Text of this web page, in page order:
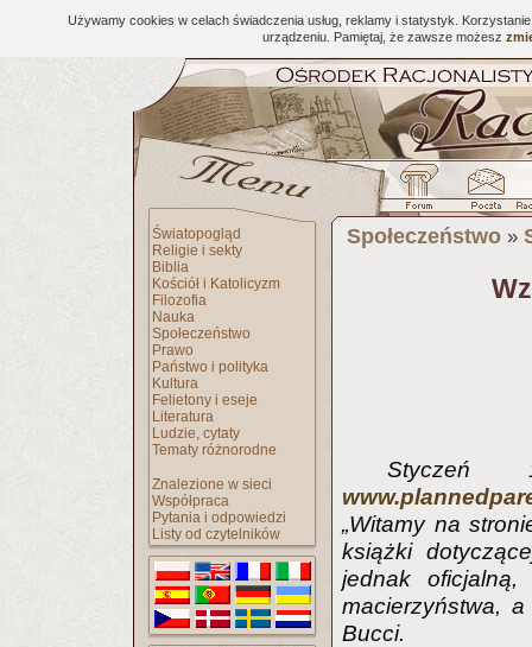
Używamy cookies w celach świadczenia usług, reklamy i statystyk.
urządzeniu. Pamiętaj, że zawsze możesz
Światopogląd
Religie i sekty
Biblia
Kościół i Katolicyzm
Filozofia
Nauka
Społeczeństwo
Prawo
Państwo i polityka
Kultura
Felietony i eseje
Literatura
Ludzie, cytaty
Tematy różnorodne
Znalezione w sieci
Współpraca
Pytania i odpowiedzi
Listy od czytelników
Społeczeństwo »
Styczeń
„Witamy na
książki
jednak
macierzyństwa,
Bucci.